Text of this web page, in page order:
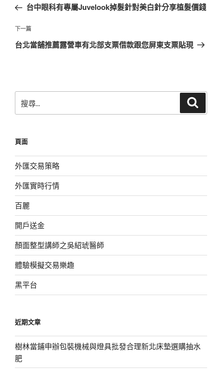
導
覽
一
文
章
台中眼科有專屬Juvelook掉髮針對美白針分享植髮價錢
下
一
下一篇
台北當舖推薦露營車有北部支票借款跟您屏東支票貼現
尋
字:
頁面
外匯交易策略
外匯實時行情
百麗
開戶送金
顏面整型講師之吳紹琥醫師
體驗模擬交易樂趣
黑平台
近期文章
樹林當鋪申辦包裝機械與燈具批發合理新北床墊選購抽水
肥